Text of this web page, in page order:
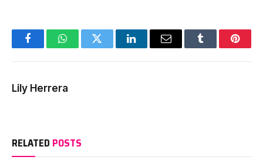
FacebookWhatsAppTwitter LinkedInEmail Tumblr
Lily Herrera
RELATED POSTS